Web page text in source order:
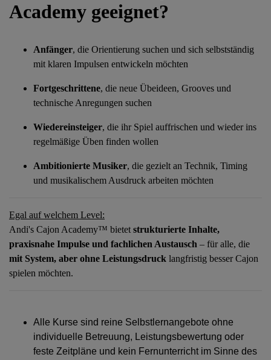
Academy geeignet?
Anfänger, die Orientierung suchen und sich selbstständig
mit klaren Impulsen entwickeln möchten
Fortgeschrittene, die neue Übeideen, Grooves und
technische Anregungen suchen
Wiedereinsteiger, die ihr Spiel auffrischen und wieder ins
regelmäßige Üben finden wollen
Ambitionierte Musiker, die gezielt an Technik, Timing
und musikalischem Ausdruck arbeiten möchten
Egal auf welchem Level:
Andi's Cajon Academy™ bietet strukturierte Inhalte,
praxisnahe Impulse und fachlichen Austausch – für alle, die
mit System, aber ohne Leistungsdruck langfristig besser Cajon
spielen möchten.
Alle Kurse sind reine Selbstlernangebote ohne
individuelle Betreuung, Leistungsbewertung oder
feste Zeitpläne und kein Fernunterricht im Sinne des